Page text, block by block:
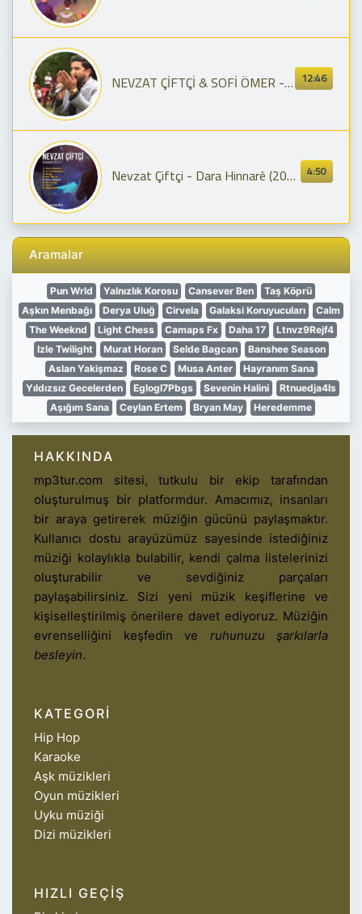
12:46
NEVZAT ÇİFTÇİ & SOFİ ÖMER - EZ NEMÎNIM (GOVEND)
4:50
Nevzat Çiftçi - Dara Hinnarê (2019 Albümü - Stranen Nu)
Aramalar
Pun Wrld Yalnızlık Korosu Cansever Ben
Taş Köprü
Aşkın Menbağı
Derya Uluğ Cirvela Galaksi Koruyucuları
Calm
The Weeknd
Light Chess Camaps Fx Daha 17
Ltnvz9Rejf4
Izle Twilight
Murat Horan Selde Bagcan
Banshee Season
Aslan Yakişmaz
Rose C Musa Anter
Hayranım Sana
Yıldızsız Gecelerden
Eglogl7Pbgs Sevenin Halini
Rtnuedja4Is
Aşığım Sana
Ceylan Ertem Bryan May Heredemme
HAKKINDA
mp3tur.com sitesi, tutkulu bir ekip tarafından
oluşturulmuş bir platformdur. Amacımız, insanları
bir araya getirerek müziğin gücünü paylaşmaktır.
Kullanıcı dostu arayüzümüz sayesinde istediğiniz
müziği kolaylıkla bulabilir, kendi çalma listelerinizi
oluşturabilir ve sevdiğiniz parçaları
paylaşabilirsiniz. Sizi yeni müzik keşiflerine ve
kişiselleştirilmiş önerilere davet ediyoruz. Müziğin
evrenselliğini keşfedin ve ruhunuzu şarkılarla
besleyin.
KATEGORI
Hip Hop
Karaoke
Aşk müzikleri
Oyun müzikleri
Uyku müziği
Dizi müzikleri
HIZLI GEÇIŞ